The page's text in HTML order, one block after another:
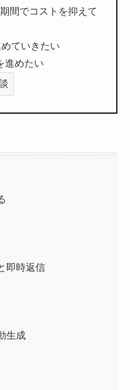
間でコストを抑えて
ていきたい
進めたい
即時返信
生成